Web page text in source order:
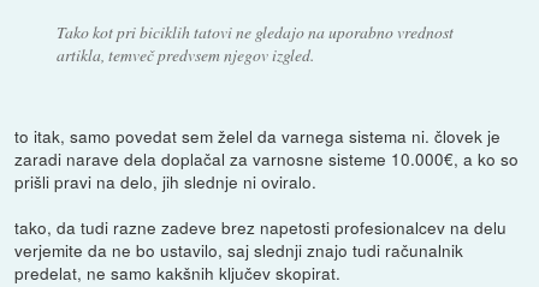
Tako kot pri biciklih tatovi ne gledajo na uporabno vrednost
artikla, temveč predvsem njegov izgled.
to itak, samo povedat sem želel da varnega sistema ni. človek je
zaradi narave dela doplačal za varnosne sisteme 10.000€, a ko so
prišli pravi na delo, jih slednje ni oviralo.
tako, da tudi razne zadeve brez napetosti profesionalcev na delu
verjemite da ne bo ustavilo, saj slednji znajo tudi računalnik
predelat, ne samo kakšnih ključev skopirat.